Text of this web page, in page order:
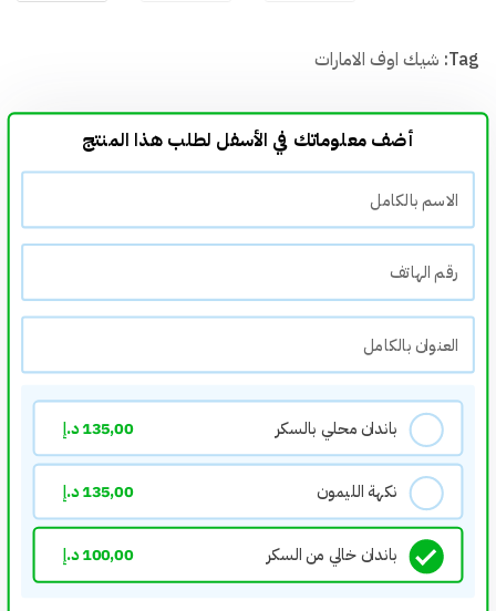
Tag: شيك اوف الامارات
أضف معلوماتك في الأسفل لطلب هذا المنتج
باندان محلي بالسكر 135,00د.إ
نكهة الليمون 135,00د.إ
باندان خالي من السكر 100,00د.إ